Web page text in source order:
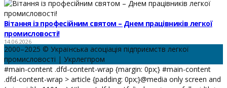
Вітання із професійним святом – Днем працівників легкої
промисловості!
14.06.2026
2000–2025 © Українська асоціація підприємств легкої
промисловості | Укрлегпром
#main-content .dfd-content-wrap {margin: 0px;} #main-content
.dfd-content-wrap > article {padding: 0px;}@media only screen and